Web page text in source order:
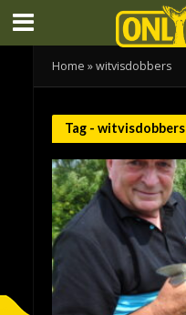
Home »witvisdobbers
Tag - witvisdobbers